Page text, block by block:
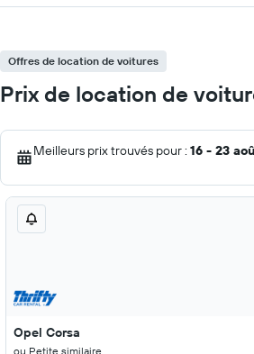
Offres de location de voitures
Prix de location de
Meilleurs prix trouvés pour : 16 - 23
Opel Corsa
ou Petite similaire